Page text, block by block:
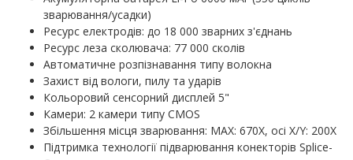
зварювання/усадки)
Ресурс електродів: до 18 000 зварних з'єднань
Ресурс леза сколювача: 77 000 сколів
Автоматичне розпізнавання типу волокна
Захист від вологи, пилу та ударів
Кольоровий сенсорний дисплей 5"
Камери: 2 камери типу CMOS
Збільшення місця зварювання: MAX: 670X, осі X/Y: 200X
Підтримка технології підварювання конекторів Splice-